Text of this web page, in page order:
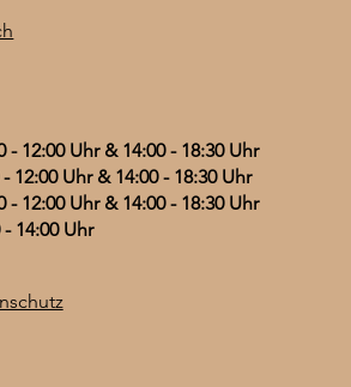
Uhr & 14:00 - 18:30 Uhr
12:00 Uhr & 14:00 - 18:30 Uhr
Uhr & 14:00 - 18:30 Uhr
Uhr